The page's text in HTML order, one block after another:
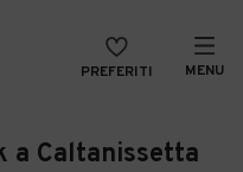
PREFERITI MENU
a Caltanissetta